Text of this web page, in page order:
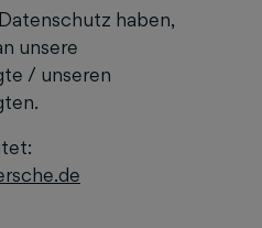
haben,
unsere
/ unseren